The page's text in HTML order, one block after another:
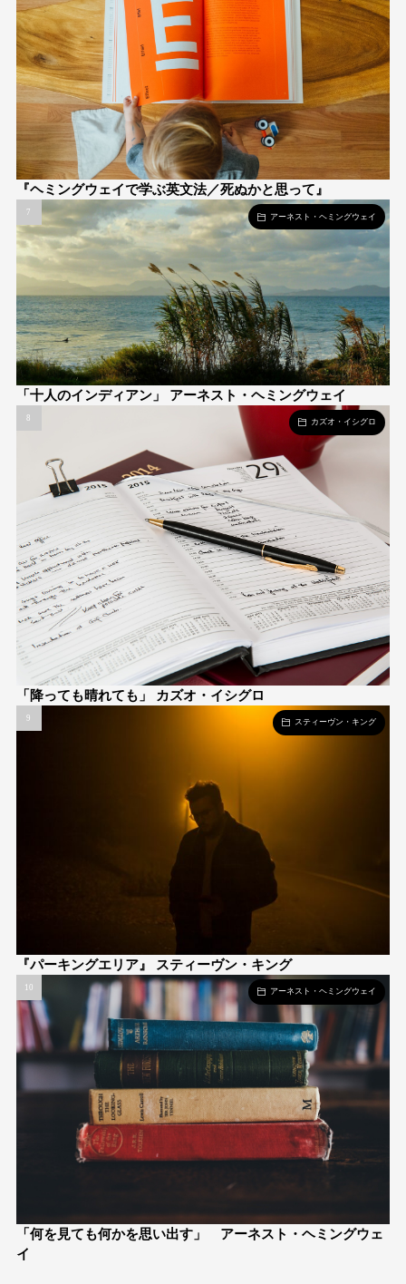
『ヘミングウェイで学ぶ英文法／死ぬかと思って』
アーネスト・ヘミングウェイ
「十人のインディアン」 アーネスト・ヘミングウェイ
カズオ・イシグロ
「降っても晴れても」 カズオ・イシグロ
スティーヴン・キング
『パーキングエリア』 スティーヴン・キング
アーネスト・ヘミングウェイ
「何を見ても何かを思い出す」 アーネスト・ヘミングウェ
イ